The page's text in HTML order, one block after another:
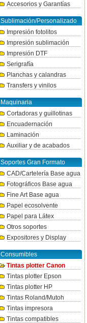
Accesorios y Garantías
Sublimación/Personalizado
Impresión fotolitos
Impresión sublimación
Impresión DTF
Serigrafía
Planchas y calandras
Transfers y vinilos
Maquinaria
Cortadoras y guillotinas
Encuadernación
Laminación
Auxiliar y de acabados
Soportes Gran Formato
CAD/Cartelería Base agua
Fotográficos Base agua
Fine Art Base agua
Papel ecosolvente
Papel para Látex
Otros soportes
Expositores y Display
Consumibles
Tintas plotter Canon
Tintas plotter Epson
Tintas plotter HP
Tintas Roland/Mutoh
Tintas impresora
Tintas compatibles